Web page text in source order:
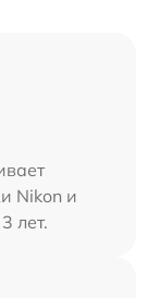
Nikon и
лет.